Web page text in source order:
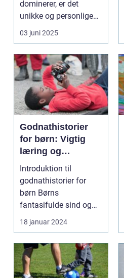
dominerer, er det
unikke og personlige
håndværk so...
03 juni 2025
Godnathistorier
for børn: Vigtig
læring og
fantastiske eventyr
før sengetid
Introduktion til
godnathistorier for
børn Børns
fantasifulde sind og
nysgerrighed kan
bringe dem ti...
18 januar 2024